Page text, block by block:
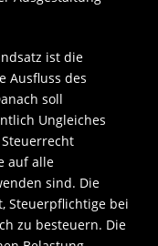
ist die
Ausfluss des
soll
Ungleiches
auf alle
sind. Die
Steuerpflichtige bei
zu besteuern. Die